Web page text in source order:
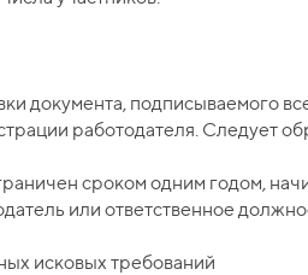
документа, подписываемого
работодателя. Следует
сроком одним годом,
или ответственное
исковых требований